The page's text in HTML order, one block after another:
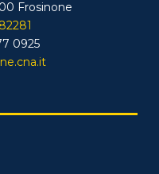
Frosinone
0925